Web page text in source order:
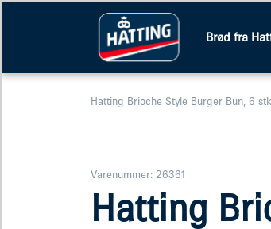
Brød fra
Hatting Brioche Style Burger Bun, 6 stk
Varenummer: 26361
Hatting